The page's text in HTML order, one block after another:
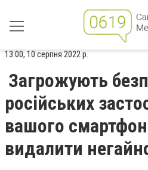
13:00, 10 серпня 2022 р.
Загрожують
російських
вашого
видалити